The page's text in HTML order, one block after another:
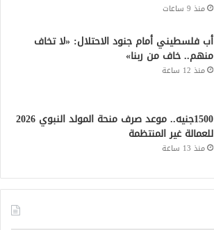
منذ 9 ساعات
أب فلسطيني أمام جنود الاحتلال: «لا تخاف
منهم.. خاف من ربنا»
منذ 12 ساعة
1500جنيه.. موعد صرف منحة المولد النبوي 2026
للعمالة غير المنتظمة
منذ 13 ساعة